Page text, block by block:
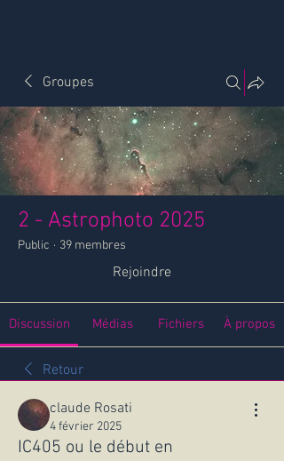
Groupes
2 - Astrophoto 2025
Public · 39 membres
Rejoindre
Discussion Médias Fichiers À propos
Retour
claude Rosati
4 février 2025
IC405 ou le début en